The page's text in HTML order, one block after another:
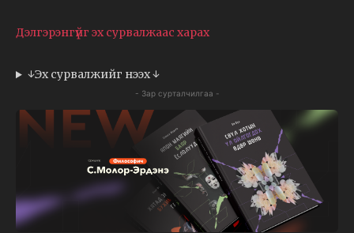
Дэлгэрэнгүйг эх сурвалжаас харах
↓Эх сурвалжийг нээх ↓
- Зар сурталчилгаа -